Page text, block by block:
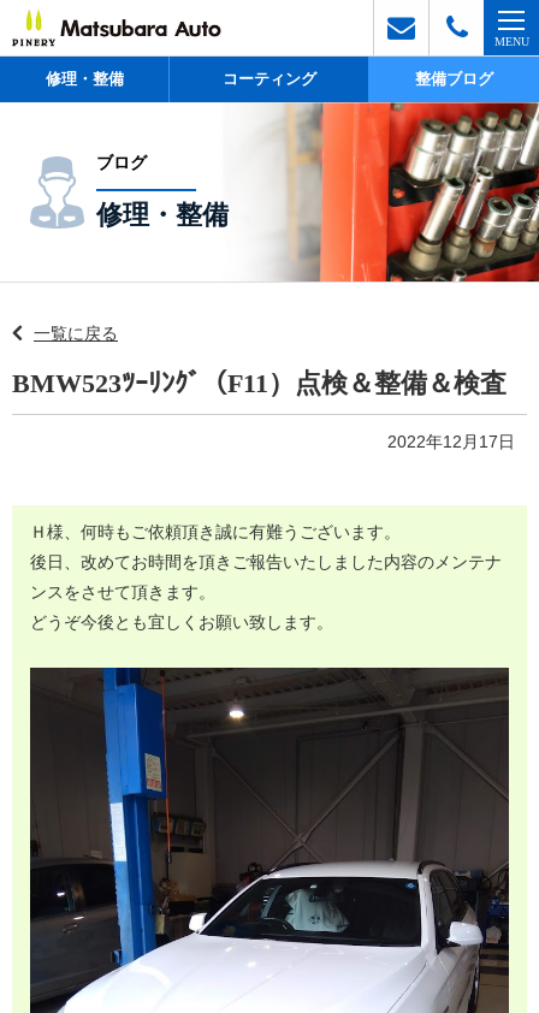
修理・整備 コーティング 整備ブログ
ブログ
修理・整備
一覧に戻る
BMW523ﾂｰﾘﾝｸﾞ（F11）点検＆整備＆検査
2022年12月17日
Ｈ様、何時もご依頼頂き誠に有難うございます。
後日、改めてお時間を頂きご報告いたしました内容のメンテナ
ンスをさせて頂きます。
どうぞ今後とも宜しくお願い致します。